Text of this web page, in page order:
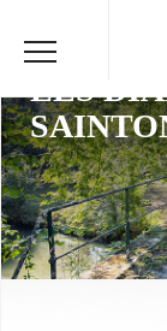
LES